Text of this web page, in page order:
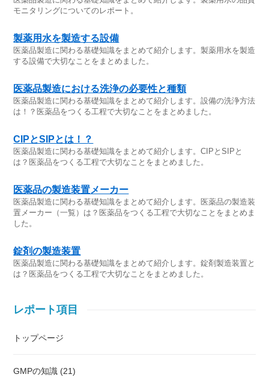
モニタリングについてのレポート。
製薬用水を製造する設備
医薬品製造に関わる基礎知識をまとめて紹介します。製薬用水を製造
する設備で大切なことをまとめました。
医薬品製造における洗浄の必要性と種類
医薬品製造に関わる基礎知識をまとめて紹介します。設備の洗浄方法
は！？医薬品をつくる工程で大切なことをまとめました。
CIPとSIPとは！？
医薬品製造に関わる基礎知識をまとめて紹介します。CIPとSIPと
は？医薬品をつくる工程で大切なことをまとめました。
医薬品の製造装置メーカー
医薬品製造に関わる基礎知識をまとめて紹介します。医薬品の製造装
置メーカー（一覧）は？医薬品をつくる工程で大切なことをまとめま
した。
錠剤の製造装置
医薬品製造に関わる基礎知識をまとめて紹介します。錠剤製造装置と
は？医薬品をつくる工程で大切なことをまとめました。
レポート項目
トップページ
GMPの知識 (21)